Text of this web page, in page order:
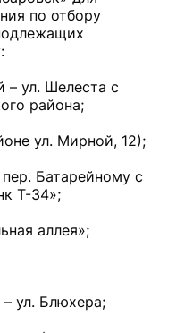
по отбору
– ул. Шелеста с
района;
ул. Мирной, 12);
Батарейному с
Т-34»;
аллея»;
ул. Блюхера;